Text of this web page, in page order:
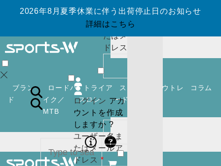
2026年8月夏季休業に伴う出荷停止日のお知らせ
詳細はこちら
ブラン
ド
ロードバ
イク／
MTB
トライア
スロン
スノーボ
ード
アウトレ
コラム
しますか ?
ユーザー名ま
たはメールア
ドレス
パスワード
ログイン アカ
ウントを作成
しますか ?
ユーザー名ま
たはメールア
ドレス *必